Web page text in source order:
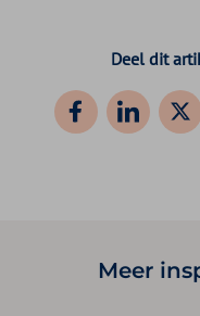
Deel dit
Meer